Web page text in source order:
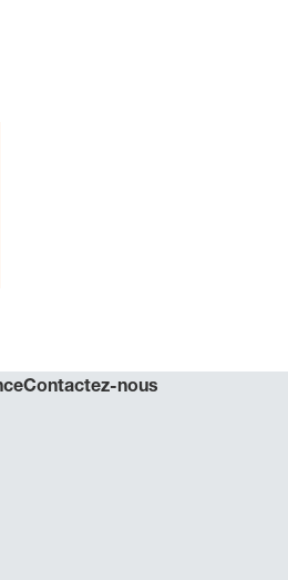
Contactez-nous